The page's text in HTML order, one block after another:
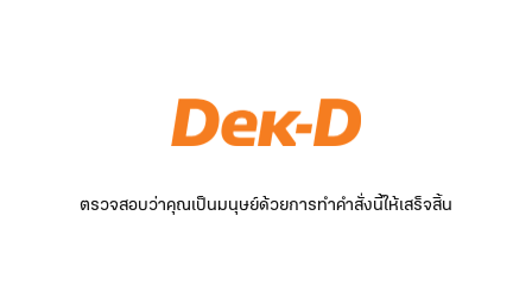
ตรวจสอบว่าคุณเป็นมนุษย์ด้วยการทำคำสั่งนี้ให้เสร็จสิ้น